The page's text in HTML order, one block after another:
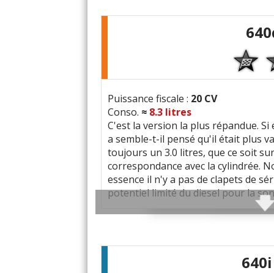
4 roues motrices, pneus bas 20"...
Belle finition intérieure, cuir Nappa
Défauts :Encombrement en ville :
Coût d'entretien (pneus, concession
Consommation moyenne :9 L/
Problèmes rencontrés :Levier
Suspensions.
Barres de torsion.
Puissance fiscale : 20 CV
Conso. ≈ 8.3 litres
C'est la version la plus répandue.
a semble-t-il pensé qu'il était plus
toujours un 3.0 litres, que ce soit
correspondance avec la cylindrée.
essence il n'y a pas de clapets de
potentiel limité du diesel pour la